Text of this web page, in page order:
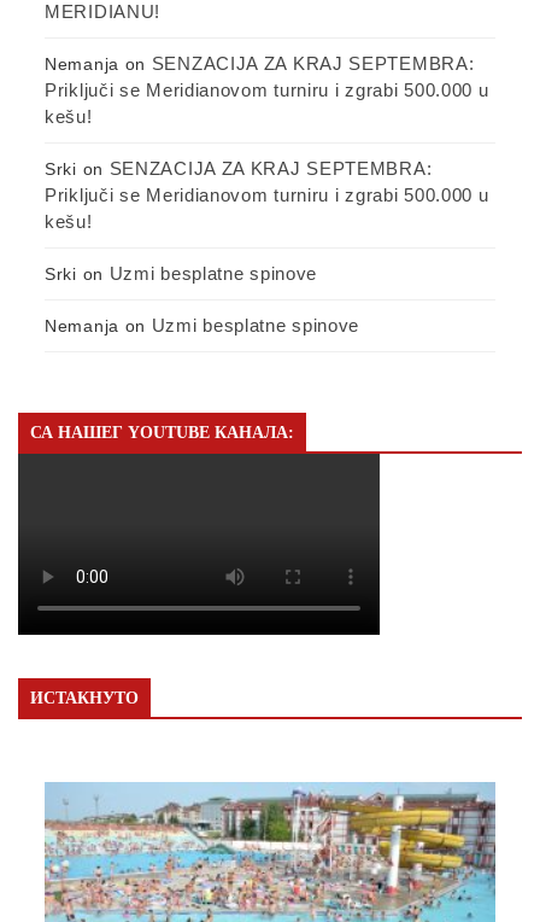
MERIDIANU!
Nemanja on SENZACIJA ZA KRAJ SEPTEMBRA:
Priključi se Meridianovom turniru i zgrabi 500.000 u
kešu!
Srki on SENZACIJA ZA KRAJ SEPTEMBRA:
Priključi se Meridianovom turniru i zgrabi 500.000 u
kešu!
Srki on Uzmi besplatne spinove
Nemanja on Uzmi besplatne spinove
СА НАШЕГ YOUTUBE КАНАЛА:
ИСТАКНУТО